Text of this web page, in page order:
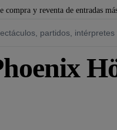
compra y reventa de entradas